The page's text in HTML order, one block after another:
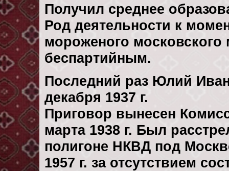
Получил среднее
Род деятельности к
мороженого
беспартийным.
Последний раз Юлий
декaбря 1937 г.
Приговор вынесен
марта 1938 г. Был
полигоне НКВД под
1957 г. за отсутствием